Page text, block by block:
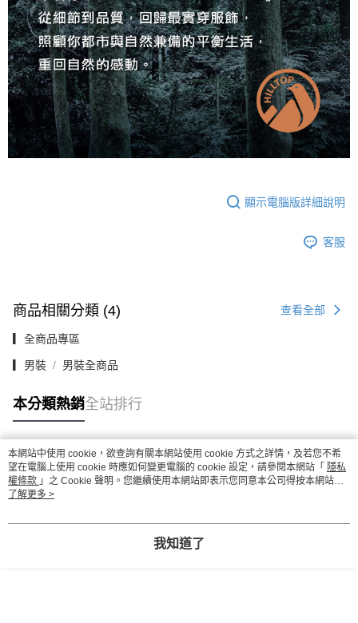
顯示電腦版詳細說明
客服
商品相關分類 (4) 查看全部
▎全商品專區
▎男裝 男裝全商品
本分類熱銷全站排行
熱門標籤
本網站中使用 cookie，欲查詢有關本網站使用 cookie 方式之詳情，及若您不希
望在電腦上使用 cookie 時應如何變更電腦的 cookie 設定，請參閱本網站「 隱私
權條款 」之 Cookie 聲明。您繼續使用本網站即表示您同意本公司得按本網站使
用條款之 Cookie 聲明使用 cookie。
了解更多 >
我知道了